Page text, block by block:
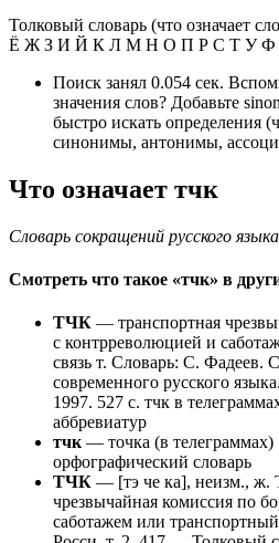
Толковый словарь (что означает
Ё Ж З И Й К Л М Н О П Р С Т У
Поиск занял 0.054 сек.
значения слов? Добавьте
быстро искать определения
синонимы, антонимы,
Что означает тчк
Словарь сокращений русского
Смотреть что такое «тчк» в
ТЧК — транспортная
с контрреволюцией и
связь т. Словарь: С. Фадеев.
современного русского
1997. 527 с. тчк в
аббревиатур
тчк— точка (в
орфографический словарь
ТЧК — [тэ че ка], неизм., ж.
чрезвычайная комиссия по
саботажем или